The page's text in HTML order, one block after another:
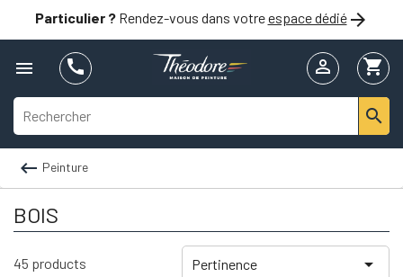
Particulier ?Rendez-vous dans votreespace dédié
  shopping_cart


 Peinture
BOIS
45 products Pertinence 